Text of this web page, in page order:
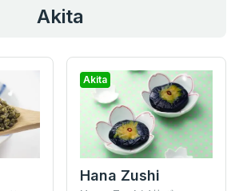
Akita
Akita
Hana Zushi